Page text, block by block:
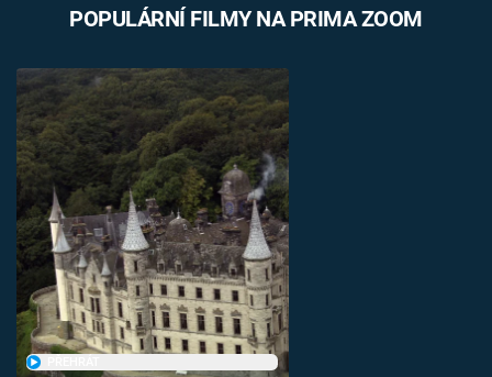
POPULÁRNÍ FILMY NA PRIMA ZOOM